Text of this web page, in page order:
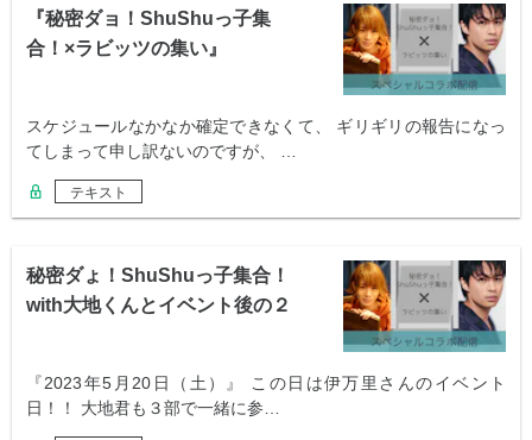
『秘密ダョ！ShuShuっ子集
合！×ラビッツの集い』
スケジュールなかなか確定できなくて、 ギリギリの報告になっ
てしまって申し訳ないのですが、 …
テキスト
秘密ダょ！ShuShuっ子集合！
with大地くんとイベント後の２
『2023年5月20日（土）』 この日は伊万里さんのイベント
日！！ 大地君も３部で一緒に参…